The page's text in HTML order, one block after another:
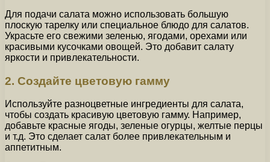
Для подачи салата можно использовать большую
плоскую тарелку или специальное блюдо для салатов.
Украсьте его свежими зеленью, ягодами, орехами или
красивыми кусочками овощей. Это добавит салату
яркости и привлекательности.
2. Создайте цветовую гамму
Используйте разноцветные ингредиенты для салата,
чтобы создать красивую цветовую гамму. Например,
добавьте красные ягоды, зеленые огурцы, желтые перцы
и т.д. Это сделает салат более привлекательным и
аппетитным.